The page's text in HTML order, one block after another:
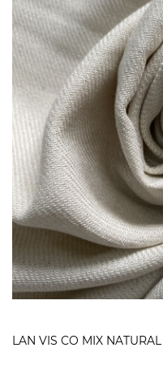
LAN VIS CO MIX NATURAL